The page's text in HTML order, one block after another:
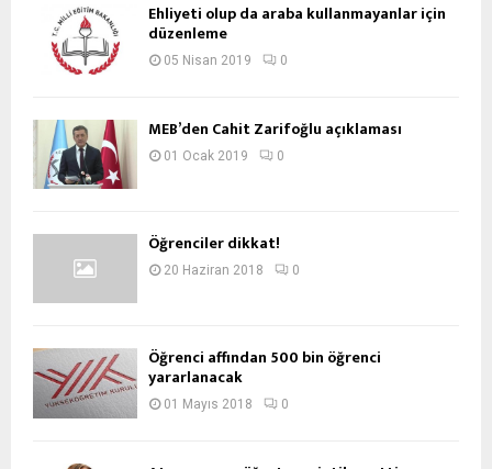
Ehliyeti olup da araba kullanmayanlar için
düzenleme
05 Nisan 2019 0
MEB’den Cahit Zarifoğlu açıklaması
01 Ocak 2019 0
Öğrenciler dikkat!
20 Haziran 2018 0
Öğrenci affından 500 bin öğrenci
yararlanacak
01 Mayıs 2018 0